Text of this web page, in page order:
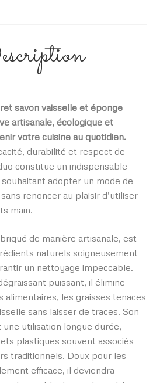
savon vaisselle et éponge
artisanale, écologique et
votre cuisine au quotidien.
durabilité et respect de
constitue un indispensable
adopter un mode de
renoncer au plaisir d’utiliser
main.
de manière artisanale, est
naturels soigneusement
un nettoyage impeccable.
puissant, il élimine
alimentaires, les graisses tenaces
sans laisser de traces. Son
utilisation longue durée,
plastiques souvent associés
traditionnels. Doux pour les
efficace, il deviendra